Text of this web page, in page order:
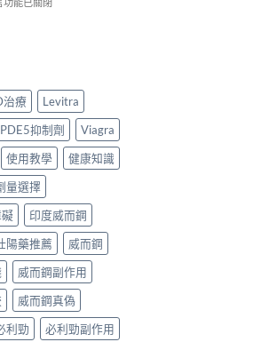
治療
Levitra
PDE5抑制劑
Viagra
使用教學
健康知識
量選擇
印度威而鋼
陽藥推薦
威而鋼
威而鋼副作用
威而鋼真偽
利勁
必利勁副作用